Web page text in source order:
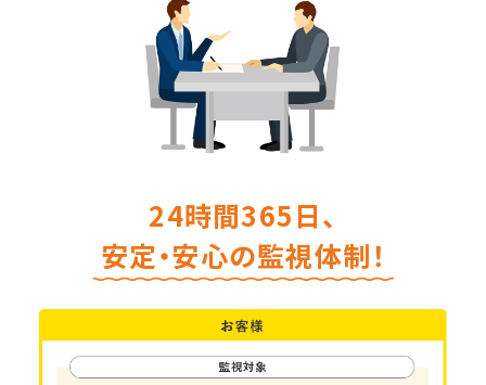
24時間365日、
安定・安心の監視体制！